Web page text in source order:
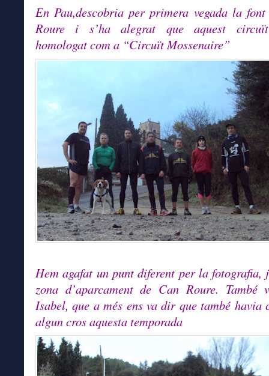
En Pau,descobria per primera vegada la
Roure i s’ha alegrat que aquest
homologat com a “Circuït Mossenaire”
Hem agafat un punt diferent per la fotografia,
zona d’aparcament de Can Roure. També
Isabel, que a més ens va dir que també havia
algun cros aquesta temporada